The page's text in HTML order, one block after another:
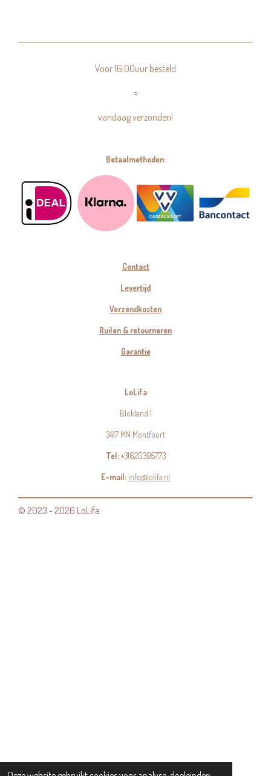
Voor 16:00uur besteld
=
vandaag verzonden!
Betaalmethoden:
Contact
Levertijd
Verzendkosten
Ruilen & retourneren
Garantie
LoLifa
Blokland 1
3417 MN Montfoort
Tel:+31620395773
E-mail:info@lolifa.nl
© 2023 - 2026 LoLifa